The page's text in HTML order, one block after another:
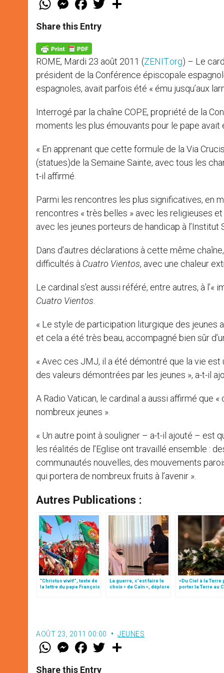
t
s
p
p
e
s
e
g
e
r
a
e
b
k
w
Share this Entry
ROME, Mardi 23 août 2011 (ZENIT.org) – Le
président de la Conférence épiscopale
espagnoles, avait parfois été « ému jusqu’aux
Interrogé par la chaîne COPE, propriété de la
moments les plus émouvants pour le pape avait
« En apprenant que cette formule de la Via
(statues)de la Semaine Sainte, avec tous les
t-il affirmé.
Parmi les rencontres les plus significatives, en
rencontres « très belles » avec les religieuses
avec les jeunes porteurs de handicap à l’Institut
Dans d’autres déclarations à cette même
difficultés à Cuatro Vientos, avec une chaleur
Le cardinal s’est aussi référé, entre autres, à l’«
Cuatro Vientos
« Le style de participation liturgique des jeunes
et cela a été très beau, accompagné bien sûr
« Avec ces JMJ, il a été démontré que la vie
des valeurs démontrées par les jeunes », a-t-il
A Radio Vatican, le cardinal a aussi affirmé que
nombreux jeunes ».
« Un autre point à souligner – a-t-il ajouté – est
les réalités de l’Eglise ont travaillé ensemble :
communautés nouvelles, des mouvements
qui portera de nombreux fruits à l’avenir ».
Autres Publications :
"Christus vivit!", texte de
la lettre du pape François
La guerre, c’est faire le
choix « de Caïn », déplore
«Du Ciel à la Terre
porter la Terre au
AOÛT 23, 2011 00:00 JEUNES
W
t
M
e
s
F
a
e
w
Share this Entry